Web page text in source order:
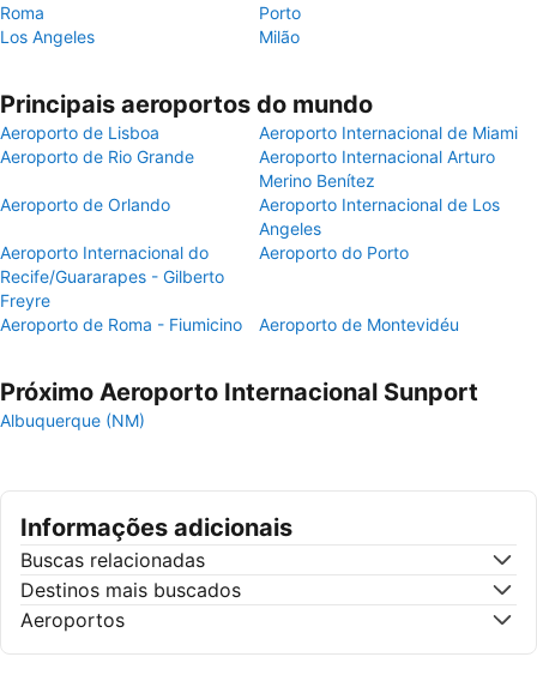
Roma
Porto
Los Angeles
Milão
Principais aeroportos do mundo
Aeroporto de Lisboa
Aeroporto Internacional de Miami
Aeroporto de Rio Grande
Aeroporto Internacional Arturo
Merino Benítez
Aeroporto de Orlando
Aeroporto Internacional de Los
Angeles
Aeroporto Internacional do
Recife/Guararapes - Gilberto
Freyre
Aeroporto do Porto
Aeroporto de Roma - Fiumicino Aeroporto de Montevidéu
Próximo Aeroporto Internacional Sunport
Albuquerque (NM)
Informações adicionais
Buscas relacionadas
Destinos mais buscados
Aeroportos